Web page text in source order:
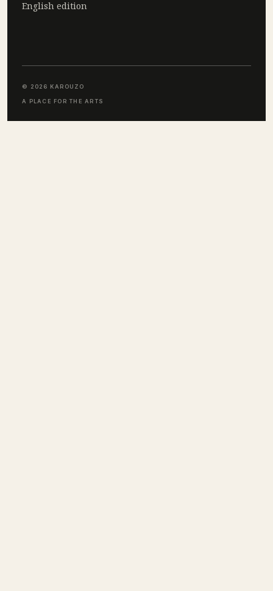
English edition
© 2026 KAROUZO
A PLACE FOR THE ARTS